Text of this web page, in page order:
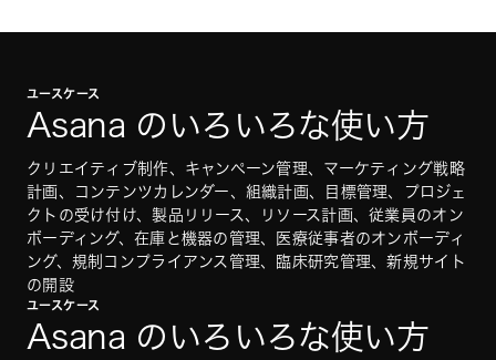
ユースケース
Asana のいろいろな使い方
クリエイティブ制作、キャンペーン管理、マーケティング戦略
計画、コンテンツカレンダー、組織計画、目標管理、プロジェ
クトの受け付け、製品リリース、リソース計画、従業員のオン
ボーディング、在庫と機器の管理、医療従事者のオンボーディ
ング、規制コンプライアンス管理、臨床研究管理、新規サイト
の開設
ユースケース
Asana のいろいろな使い方